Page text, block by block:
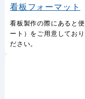
看板フォーマット
看板製作の際にあると
ート）をご用意してお
ださい。